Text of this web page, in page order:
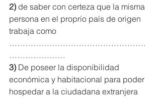
2) de saber con certeza que la misma
persona en el proprio país de origen
trabaja como
……………………………………………
…………………
3) De poseer la disponibilidad
económica y habitacional para poder
hospedar a la ciudadana extranjera